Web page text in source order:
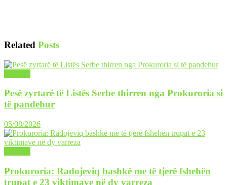
Related Posts
Pesë zyrtarë të Listës Serbe thirren nga Prokuroria si
të pandehur
05/08/2026
Prokuroria: Radojeviq bashkë me të tjerë fshehën
trupat e 23 viktimave në dy varreza